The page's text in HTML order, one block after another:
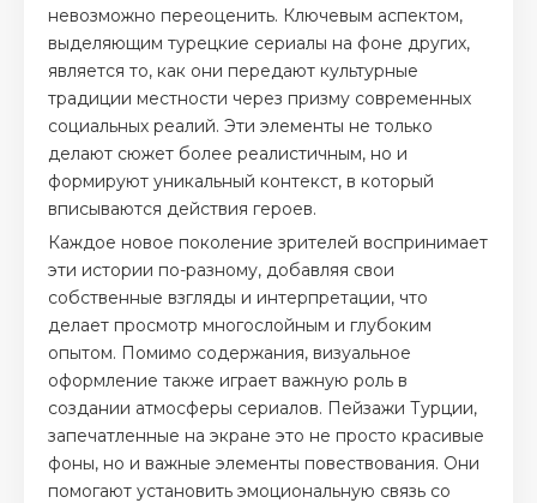
невозможно переоценить. Ключевым аспектом,
выделяющим турецкие сериалы на фоне других,
является то, как они передают культурные
традиции местности через призму современных
социальных реалий. Эти элементы не только
делают сюжет более реалистичным, но и
формируют уникальный контекст, в который
вписываются действия героев.
Каждое новое поколение зрителей воспринимает
эти истории по-разному, добавляя свои
собственные взгляды и интерпретации, что
делает просмотр многослойным и глубоким
опытом. Помимо содержания, визуальное
оформление также играет важную роль в
создании атмосферы сериалов. Пейзажи Турции,
запечатленные на экране это не просто красивые
фоны, но и важные элементы повествования. Они
помогают установить эмоциональную связь со